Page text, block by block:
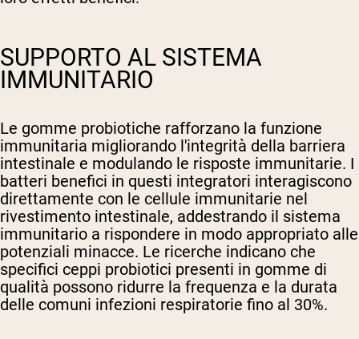
SUPPORTO AL SISTEMA
IMMUNITARIO
Le gomme probiotiche rafforzano la funzione
immunitaria migliorando l'integrità della barriera
intestinale e modulando le risposte immunitarie. I
batteri benefici in questi integratori interagiscono
direttamente con le cellule immunitarie nel
rivestimento intestinale, addestrando il sistema
immunitario a rispondere in modo appropriato alle
potenziali minacce. Le ricerche indicano che
specifici ceppi probiotici presenti in gomme di
qualità possono ridurre la frequenza e la durata
delle comuni infezioni respiratorie fino al 30%.